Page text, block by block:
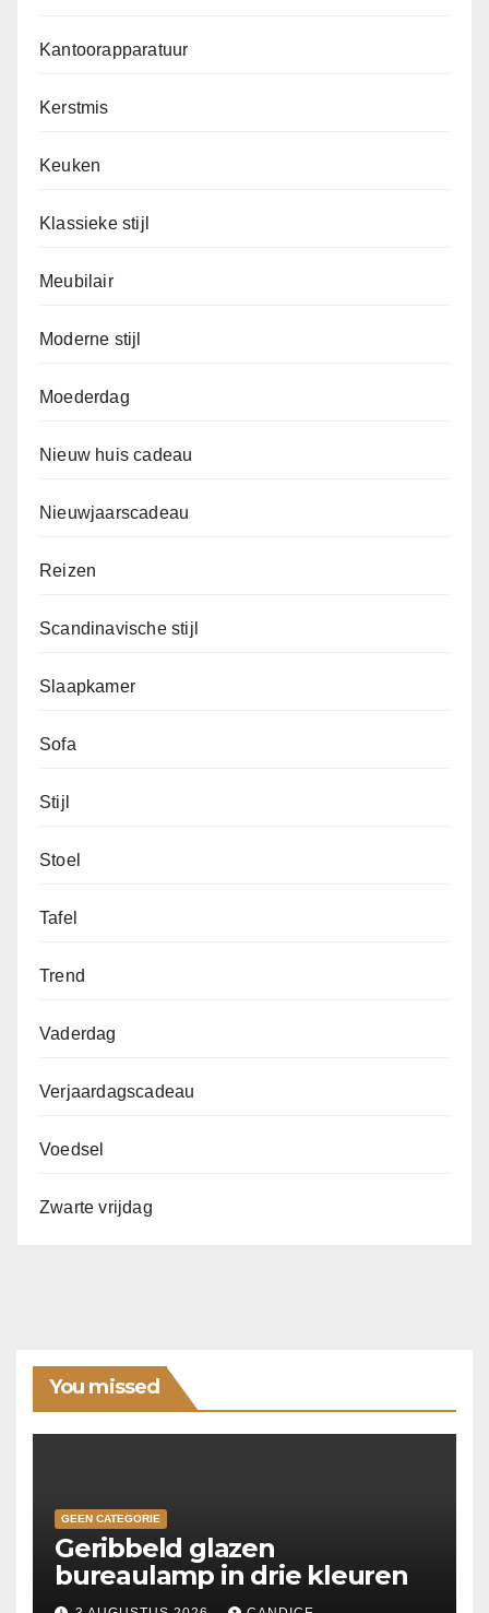
Kantoorapparatuur
Kerstmis
Keuken
Klassieke stijl
Meubilair
Moderne stijl
Moederdag
Nieuw huis cadeau
Nieuwjaarscadeau
Reizen
Scandinavische stijl
Slaapkamer
Sofa
Stijl
Stoel
Tafel
Trend
Vaderdag
Verjaardagscadeau
Voedsel
Zwarte vrijdag
You missed
GEEN CATEGORIE
Geribbeld glazen
bureaulamp in drie kleuren